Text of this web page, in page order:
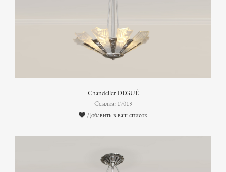
Chandelier DEGUÉ
Ссылка: 17019
Добавить в ваш список